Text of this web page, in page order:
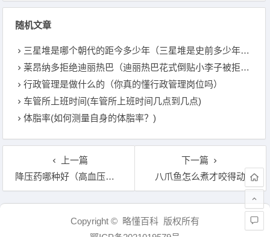
随机文章
三星堆是哪个朝代的距今多少年（三星堆是史前多少年的历史）
莱昂纳多拒绝迪丽热巴（迪丽热巴花式倒贴小李子被拒？）
行政管理是做什么的（你真的懂行政管理岗位吗）
车管所上班时间(车管所上班时间几点到几点)
体脂率(如何测量自身的体脂率？)
上一篇
降压药哪种好（高血压患者吃什么降压药好）
下一篇
八爪鱼怎么煮才咬得动
文章导航
Copyright © 略懂百科 版权所有